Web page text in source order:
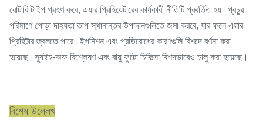
রোটারি টাইপ গ্রহণ করে, এয়ার প্রিহিয়েটারের কার্যকারী নীতিটি প্রবর্তিত হয়।প্রচুর
পরিমাণে পোড়া দাহ্যতা তাপ স্থানান্তর উপাদানগুলিতে জমা করবে, যার ফলে এয়ার
প্রিহিটার জ্বলতে পারে।ইগনিশন এবং প্রতিরোধের কারণগুলি বিশদে বর্ণনা করা
হয়েছে।স্যুইচ-অফ বিশ্লেষণ এবং বায়ু ফুটো চিকিত্সা বিশদভাবেও চালু করা হয়েছে।
বিশেষ উল্লেখ